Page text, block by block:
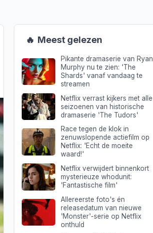
🔥 Meest gelezen
Pikante dramaserie van Ryan
Murphy nu te zien: 'The
Shards' vanaf vandaag te
streamen
Netflix verrast kijkers met alle
seizoenen van historische
dramaserie 'The Tudors'
Race tegen de klok in
zenuwslopende actiefilm op
Netflix: 'Echt de moeite
waard!'
Netflix verwijdert binnenkort
mysterieuze whodunit:
'Fantastische film'
Allereerste foto's én
releasedatum van nieuwe
'Monster'-serie op Netflix
onthuld